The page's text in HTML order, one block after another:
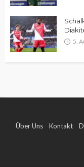
5.
Über Uns Kontakt